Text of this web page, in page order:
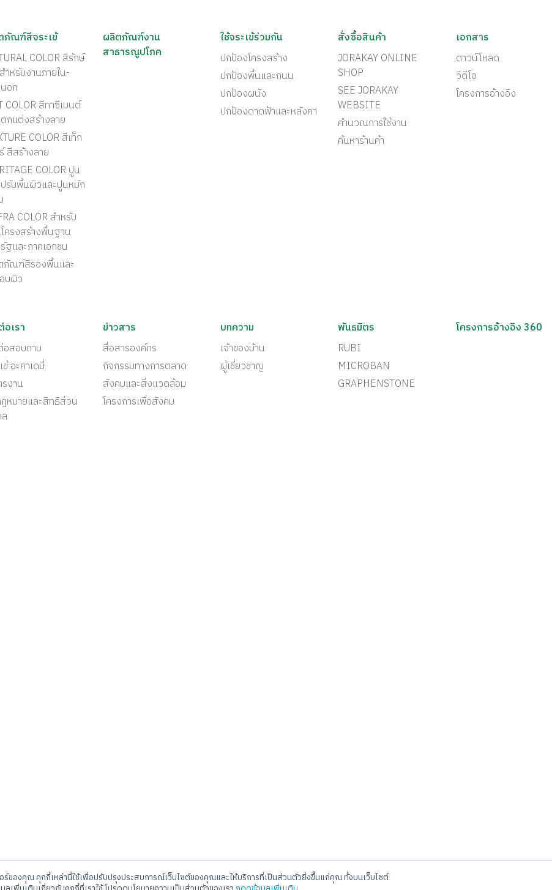
ร์ของคุณ คุกกี้เหล่านี้ใช้เพื่อปรับปรุงประสบการณ์เว็บไซต์ของคุณและให้บริการที่เป็นส่วนตัวยิ่งขึ้นแก่คุณ ทั้งบนเว็บไซต์
ภัณฑ์สีจระเข้
COLOR สีรักษ์
ำหรับงานภายใน-
อก
COLOR สีทาซีเมนต์
กแต่งสร้างลาย
COLOR สีเท็ก
สีสร้างลาย
COLOR ปูน
รับพื้นผิวและปูนหมัก
COLOR สำหรับ
ครงสร้างพื้นฐาน
ฐและภาคเอกชน
ภัณฑ์สีรองพื้นและ
บผิว
ผลิตภัณฑ์งาน
สาธารณูปโภค
ใช้จระเข้ร่วมกัน
ปกป้องโครงสร้าง
ปกป้องพื้นและถนน
ปกป้องผนัง
ปกป้องดาดฟ้าและหลังคา
สั่งซื้อสินค้า
JORAKAY ONLINE
SHOP
SEE JORAKAY
WEBSITE
คำนวณการใช้งาน
ค้นหาร้านค้า
เอกสาร
ดาวน์โหลด
วีดีโอ
โครงการอ้างอิง
เรา
สอบถาม
ข้ อะคาเดมี่
งาน
หมายและสิทธิส่วน
ข่าวสาร
สื่อสารองค์กร
กิจกรรมทางการตลาด
สังคมและสิ่งแวดล้อม
โครงการเพื่อสังคม
บทความ
เจ้าของบ้าน
ผู้เชี่ยวชาญ
พันธมิตร
RUBI
MICROBAN
GRAPHENSTONE
โครงการอ้างอิง 360